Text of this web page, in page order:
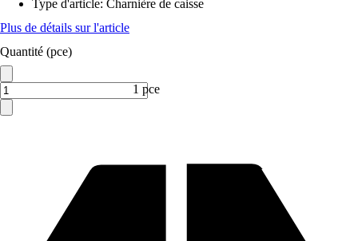
Type d'article: Charnière de caisse
Plus de détails sur l'article
Quantité (pce)
1 pce